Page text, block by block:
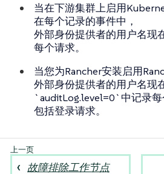
当在下游集群上启用
在每个记录的事件中，
外部身份提供者的用户名现
每个请求。
当您为Rancher安装启用
外部身份提供者的用户名现
`auditLog.level=0`中记录每
包括登录请求。
故障排除工作节点